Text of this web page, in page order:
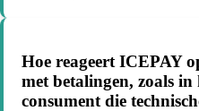
Hoe reageert ICEPAY
met betalingen, zoals in
consument die